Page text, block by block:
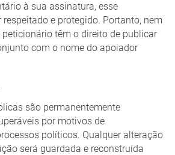
à sua assinatura, esse
e protegido. Portanto, nem
têm o direito de publicar
com o nome do apoiador
são permanentemente
por motivos de
políticos. Qualquer alteração
será guardada e reconstruída